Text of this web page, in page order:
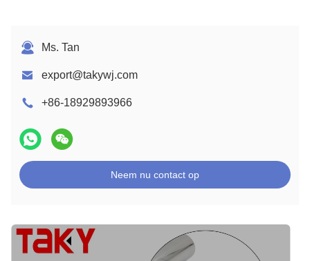
Ms. Tan
export@takywj.com
+86-18929893966
Neem nu contact op